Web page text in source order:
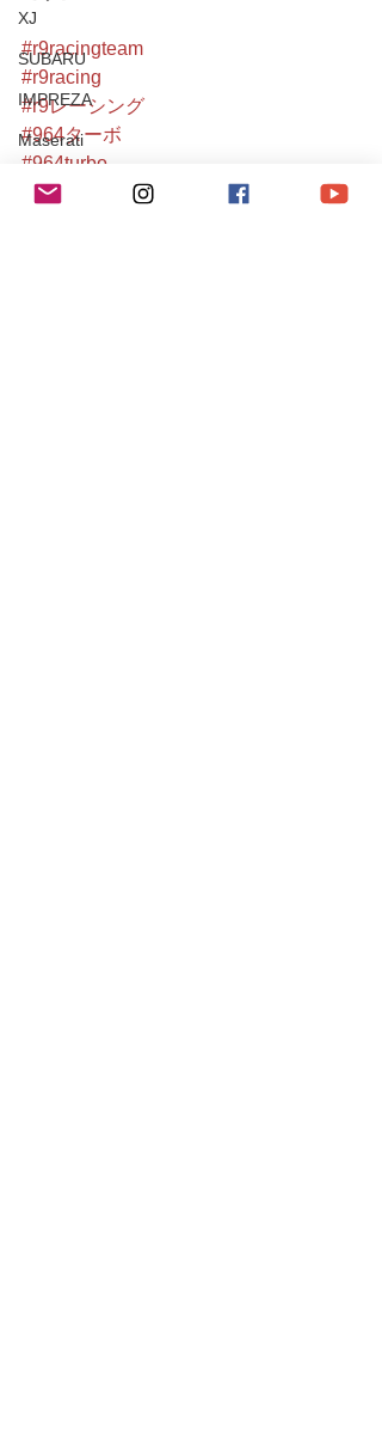
XJ
SUBARU
IMPREZA
Maserati
Levante
#r9racingteam
#r9racing
#r9レーシング
#964ターボ
#964turbo
#porsche